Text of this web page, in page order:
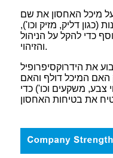
על מיכל האחסון את שם
(כגון דליק, מזיק וכו'),
כדי להקל על הניהול
והזיהוי.
את הידרוקסיפרופיל
האם המיכל דולף והאם
צבע, משקעים וכו') כדי